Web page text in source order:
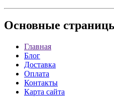
Основные
Главная
Блог
Доставка
Оплата
Контакты
Карта сайта